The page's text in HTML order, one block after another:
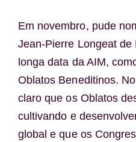
Em novembro, pude
Jean-Pierre Longeat
longa data da AIM,
Oblatos Beneditinos.
claro que os Oblatos
cultivando e
global e que os